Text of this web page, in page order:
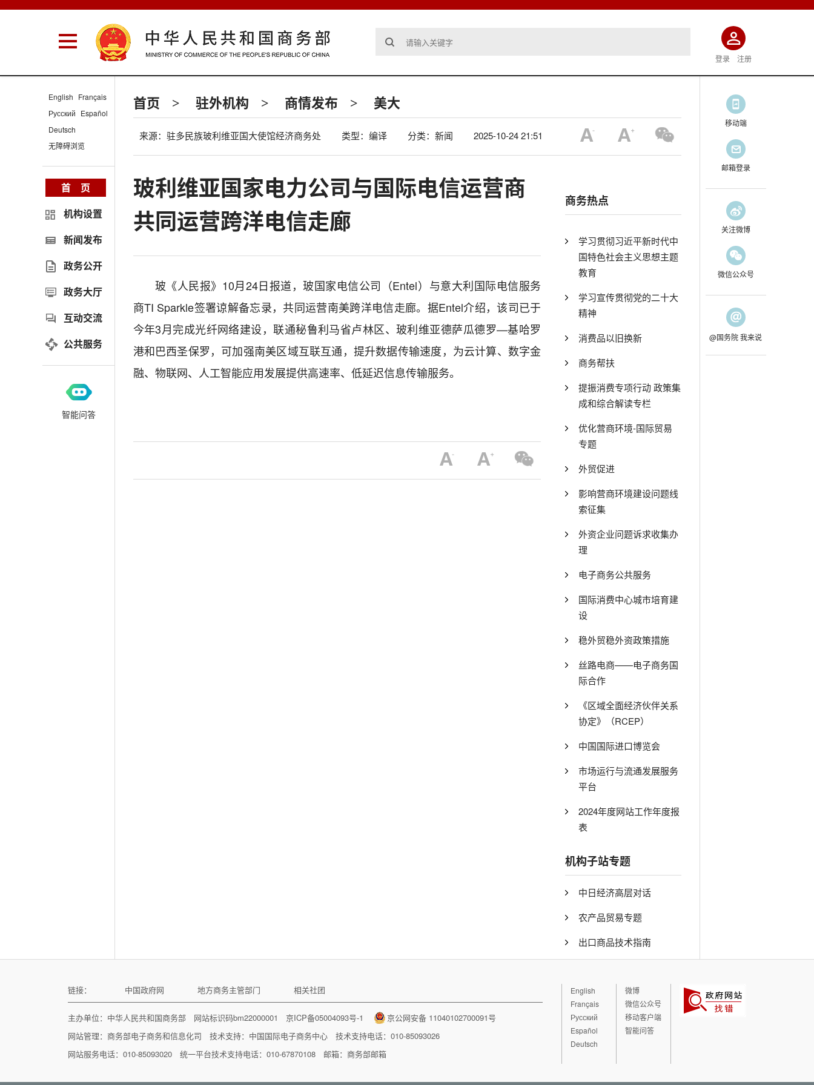
登录 注册
首页 > 驻外机构 > 商情发布 > 美大
来源：驻多民族玻利维亚国大使馆经济商务处 类型：编译 分类：新闻 2025-10-24 21:51
玻利维亚国家电力公司与国际电信运营商
共同运营跨洋电信走廊
玻《人民报》10月24日报道，玻国家电信公司（Entel）与意大利国际电信服务
商TI Sparkle签署谅解备忘录，共同运营南美跨洋电信走廊。据Entel介绍，该司已于
今年3月完成光纤网络建设，联通秘鲁利马省卢林区、玻利维亚德萨瓜德罗—基哈罗
港和巴西圣保罗，可加强南美区域互联互通，提升数据传输速度，为云计算、数字金
融、物联网、人工智能应用发展提供高速率、低延迟信息传输服务。
商务热点
学习贯彻习近平新时代中
国特色社会主义思想主题
教育
学习宣传贯彻党的二十大
精神
消费品以旧换新
商务帮扶
提振消费专项行动 政策集
成和综合解读专栏
优化营商环境-国际贸易
专题
外贸促进
影响营商环境建设问题线
索征集
外资企业问题诉求收集办
理
电子商务公共服务
国际消费中心城市培育建
设
稳外贸稳外资政策措施
丝路电商——电子商务国
际合作
《区域全面经济伙伴关系
协定》（RCEP）
中国国际进口博览会
市场运行与流通发展服务
平台
2024年度网站工作年度报
表
机构子站专题
中日经济高层对话
农产品贸易专题
出口商品技术指南
English Français
Русский Español
Deutsch
无障碍浏览
首 页
机构设置
新闻发布
政务公开
政务大厅
互动交流
公共服务
智能问答
移动端
邮箱登录
关注微博
微信公众号
@国务院 我来说
链接： 中国政府网 地方商务主管部门 相关社团
主办单位：中华人民共和国商务部 网站标识码bm22000001京ICP备05004093号-1
京公网安备 11040102700091号
网站管理：商务部电子商务和信息化司 技术支持： 中国国际电子商务中心 技术支持电话：010-85093026
网站服务电话：010-85093020 统一平台技术支持电话：010-67870108 邮箱：商务部邮箱
English
Français
Русский
Español
Deutsch
微博
微信公众号
移动客户端
智能问答